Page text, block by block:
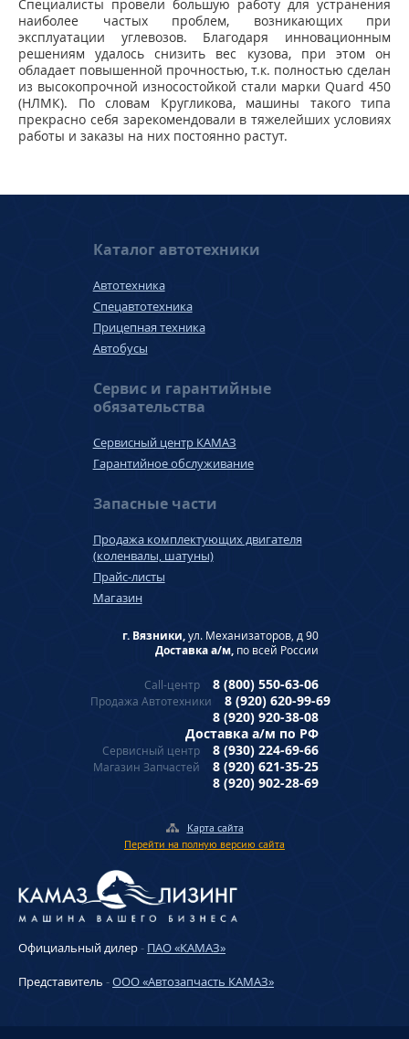
Специалисты провели большую работу для устранения
наиболее частых проблем, возникающих при
эксплуатации углевозов. Благодаря инновационным
решениям удалось снизить вес кузова, при этом он
обладает повышенной прочностью, т.к. полностью сделан
из высокопрочной износостойкой стали марки Quard 450
(НЛМК). По словам Кругликова, машины такого типа
прекрасно себя зарекомендовали в тяжелейших условиях
работы и заказы на них постоянно растут.
Каталог автотехники
Автотехника
Спецавтотехника
Прицепная техника
Автобусы
Сервис и гарантийные
обязательства
Сервисный центр КАМАЗ
Гарантийное обслуживание
Запасные части
Продажа комплектующих двигателя
(коленвалы, шатуны)
Прайс-листы
Магазин
г. Вязники,ул. Механизаторов, д 90
Доставка а/м, по всей России
Call-центр 8 (800) 550-63-06
Продажа Автотехники
8 (920) 620-99-69
8 (920) 920-38-08
Доставка а/м по РФ
Сервисный центр 8 (930) 224-69-66
Магазин Запчастей
8 (920) 621-35-25
8 (920) 902-28-69
Карта сайта
Перейти на полную версию сайта
Официальный дилер- ПАО «КАМАЗ»
Представитель -ООО «Автозапчасть КАМАЗ»